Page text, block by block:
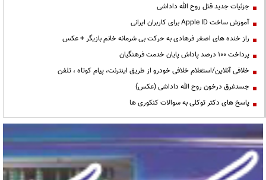
جزئیات جدید قتل روح الله داداشی
آموزش ساخت Apple ID برای کاربران ایرانی
راز خنده های اصغر فرهادی به حرکت بی شرمانه خانم بازیگر + عکس
پرداخت ۱۰۰ درصد پاداش پایان خدمت فرهنگیان
خلافی آنلاین/استعلام خلافی خودرو از طریق اینترنت، پیام کوتاه ، تلفن
جسدغرق درخون روح الله داداشی (عکس)
پاسخ های دکتر توکلی به سوالات کنکوری ها